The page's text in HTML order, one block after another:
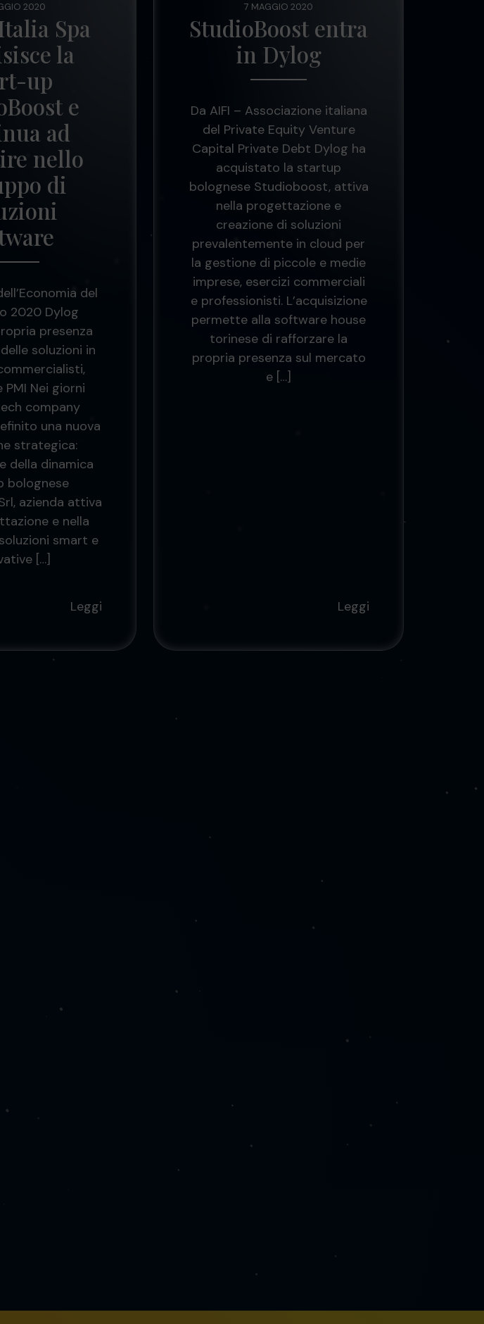
2020
Spa
la
up
e
ad
nello
di
del
2020 Dylog
presenza
soluzioni in
Nei giorni
company
una nuova
strategica:
della dinamica
bolognese
azienda attiva
e nella
smart e
[…]
Leggi
7 MAGGIO 2020
StudioBoost entra
in Dylog
Da AIFI – Associazione italiana
del Private Equity Venture
Capital Private Debt Dylog ha
acquistato la startup
bolognese Studioboost, attiva
nella progettazione e
creazione di soluzioni
prevalentemente in cloud per
la gestione di piccole e medie
imprese, esercizi commerciali
e professionisti. L’acquisizione
permette alla software house
torinese di rafforzare la
propria presenza sul mercato
e […]
Leggi